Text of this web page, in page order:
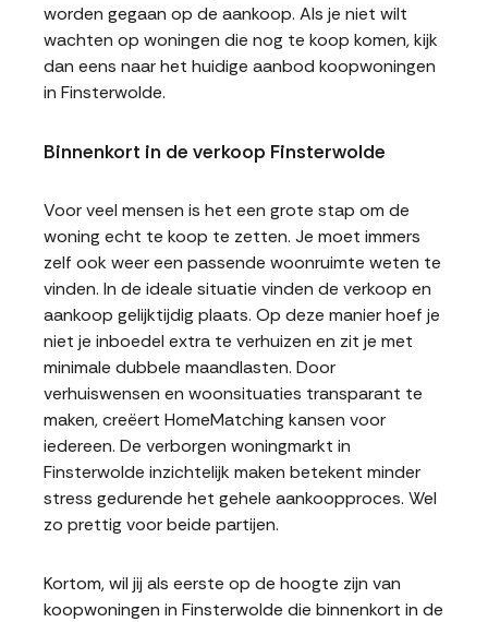
worden gegaan op de aankoop. Als je niet wilt
wachten op woningen die nog te koop komen, kijk
dan eens naar het huidige aanbod koopwoningen
in Finsterwolde.
Binnenkort in de verkoop Finsterwolde
Voor veel mensen is het een grote stap om de
woning echt te koop te zetten. Je moet immers
zelf ook weer een passende woonruimte weten te
vinden. In de ideale situatie vinden de verkoop en
aankoop gelijktijdig plaats. Op deze manier hoef je
niet je inboedel extra te verhuizen en zit je met
minimale dubbele maandlasten. Door
verhuiswensen en woonsituaties transparant te
maken, creëert HomeMatching kansen voor
iedereen. De verborgen woningmarkt in
Finsterwolde inzichtelijk maken betekent minder
stress gedurende het gehele aankoopproces. Wel
zo prettig voor beide partijen.
Kortom, wil jij als eerste op de hoogte zijn van
koopwoningen in Finsterwolde die binnenkort in de